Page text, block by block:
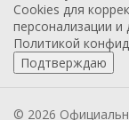
Cookies для
персонализации и
Политикой
Подтверждаю
© 2026